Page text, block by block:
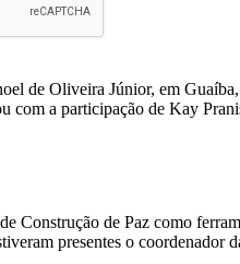
de Oliveira Júnior, em
com a participação de Kay
Construção de Paz como
presentes o